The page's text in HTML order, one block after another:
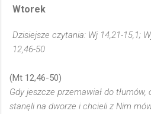
Wtorek
Dzisiejsze czytania: Wj 14,21-15,1;
12,46-50
(Mt 12,46-50)
Gdy jeszcze przemawiał do
stanęli na dworze i chcieli z Nim